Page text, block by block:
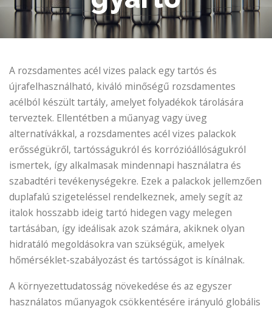
A rozsdamentes acél vizes palack egy tartós és
újrafelhasználható, kiváló minőségű rozsdamentes
acélból készült tartály, amelyet folyadékok tárolására
terveztek. Ellentétben a műanyag vagy üveg
alternatívákkal, a rozsdamentes acél vizes palackok
erősségükről, tartósságukról és korrózióállóságukról
ismertek, így alkalmasak mindennapi használatra és
szabadtéri tevékenységekre. Ezek a palackok jellemzően
duplafalú szigeteléssel rendelkeznek, amely segít az
italok hosszabb ideig tartó hidegen vagy melegen
tartásában, így ideálisak azok számára, akiknek olyan
hidratáló megoldásokra van szükségük, amelyek
hőmérséklet-szabályozást és tartósságot is kínálnak.
A környezettudatosság növekedése és az egyszer
használatos műanyagok csökkentésére irányuló globális